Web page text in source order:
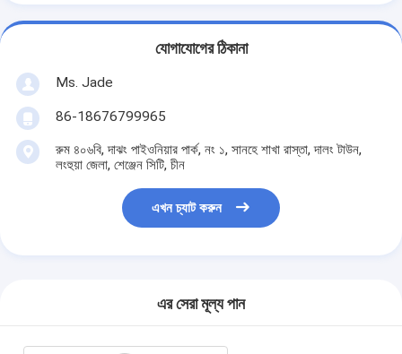
আমাদের সাথে যোগাযোগ
মামলা
যোগাযোগের ঠিকানা
Ms. Jade
86-18676799965
রুম ৪০৬বি, দাঝং পাইওনিয়ার পার্ক, নং ১, সানহে শাখা রাস্তা, দালং টাউন,
লংহুয়া জেলা, শেঞ্জেন সিটি, চীন
এখন চ্যাট করুন
এর সেরা মূল্য পান